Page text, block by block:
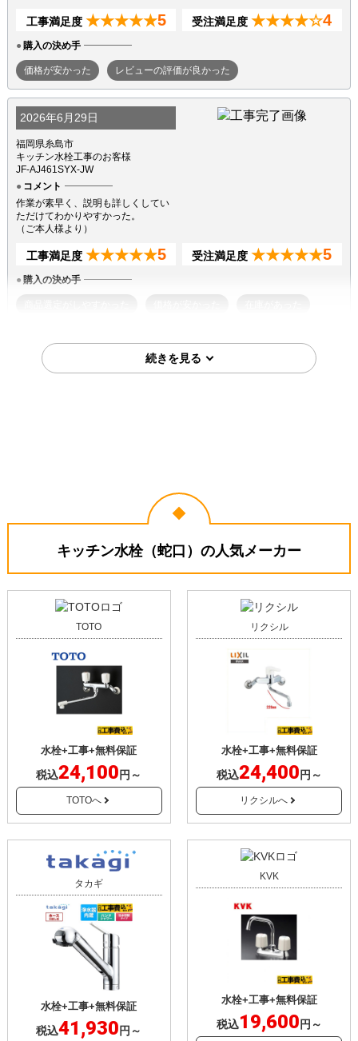
工事満足度 ★★★★★5 受注満足度 ★★★★☆4
購入の決め手
価格が安かった レビューの評価が良かった
2026年6月29日
福岡県糸島市
キッチン水栓工事のお客様
JF-AJ461SYX-JW
コメント
作業が素早く、説明も詳しくしてい
ただけてわかりやすかった。
（ご本人様より）
工事満足度 ★★★★★5 受注満足度 ★★★★★5
購入の決め手
2026年3月25日
お客様の声をもっと見る
キッチン水栓（蛇口）の人気メーカー
TOTO
水栓+工事+無料保証
税込24,100 円～
TOTOへ
リクシル
水栓+工事+無料保証
税込24,400 円～
リクシルへ
タカギ
水栓+工事+無料保証
税込41,930 円～
KVK
水栓+工事+無料保証
税込19,600 円～